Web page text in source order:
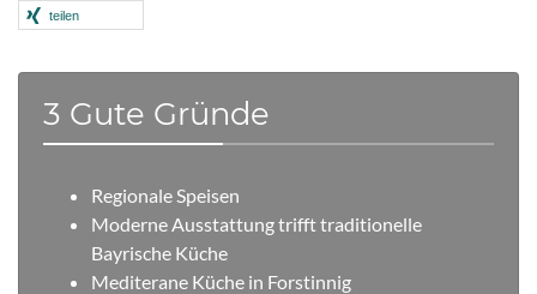
teilen
3 Gute Gründe
Regionale Speisen
Moderne Ausstattung trifft traditionelle
Bayrische Küche
Mediterane Küche in Forstinnig